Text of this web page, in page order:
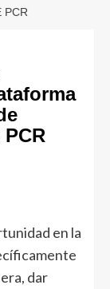
PCR
en la
dar